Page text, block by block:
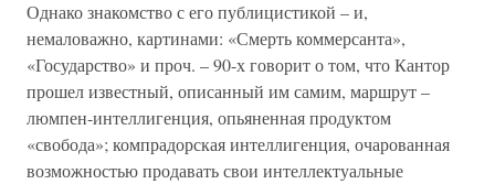
Однако знакомство с его публицистикой – и,
немаловажно, картинами: «Смерть коммерсанта»,
«Государство» и проч. – 90-х говорит о том, что Кантор
прошел известный, описанный им самим, маршрут –
люмпен-интеллигенция, опьяненная продуктом
«свобода»; компрадорская интеллигенция, очарованная
возможностью продавать свои интеллектуальные